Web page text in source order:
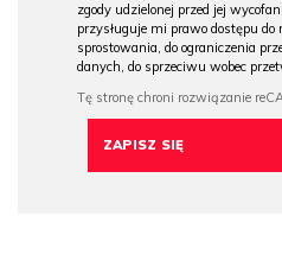
zgody udzielonej przed jej
przysługuje mi prawo dostępu do
sprostowania, do ograniczenia
danych, do sprzeciwu wobec